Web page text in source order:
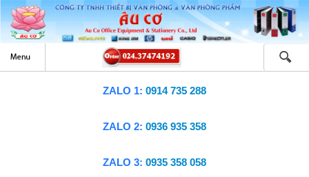
ZALO 1: 0914 735 288
ZALO 2: 0936 935 358
ZALO 3: 0935 358 058